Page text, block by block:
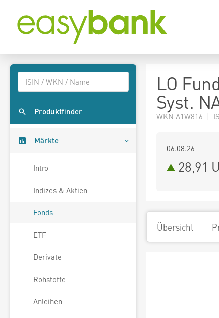
Produktfinder
Märkte
Intro
Indizes & Aktien
Fonds
ETF
Derivate
Rohstoffe
Anleihen
LO
Syst.
WKN A1W816 |
06.08.26
28,91
Übersicht